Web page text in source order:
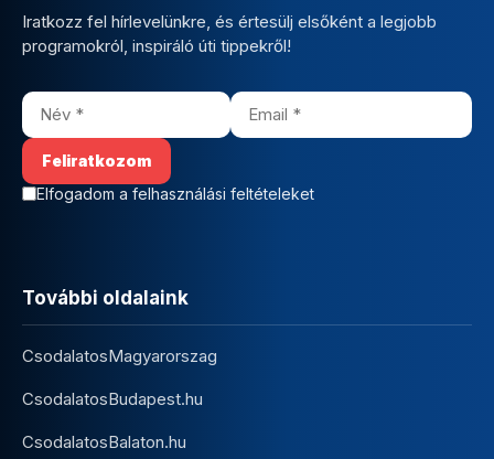
Iratkozz fel hírlevelünkre, és értesülj elsőként a legjobb
programokról, inspiráló úti tippekről!
Elfogadom a felhasználási feltételeket
További oldalaink
CsodalatosMagyarorszag
CsodalatosBudapest.hu
CsodalatosBalaton.hu